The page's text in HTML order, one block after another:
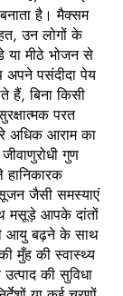
है। मैक्सम
उन लोगों के
या मीठे भोजन से
पसंदीदा पेय
बिना किसी
परत
अधिक आराम का
गुण
जैसी समस्याएं
मसूड़े आपके दांतों
आयु बढ़ने के साथ
मुँह की स्वास्थ्य
की सुविधा